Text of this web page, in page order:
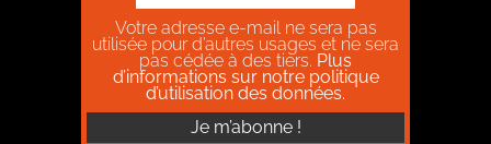
Votre adresse e-mail ne sera pas
utilisée pour d’autres usages et ne sera
pas cédée à des tiers. Plus
d’informations sur notre politique
d’utilisation des données.